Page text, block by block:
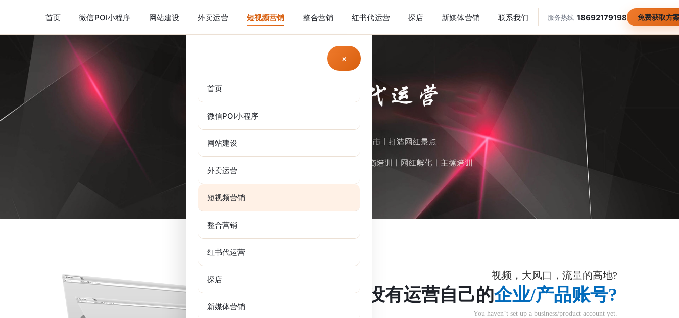
首页 微信POI小程序 网站建设 外卖运营 短视频营销 整合营销 红书代运营 探店 新媒体营销 联系我们 服务热线 18692179198 免费获取方
×
首页
微信POI小程序
网站建设
外卖运营
短视频营销
整合营销
红书代运营
探店
新媒体营销
视频，大风口，流量的高地?
你还没有运营自己的企业/产品账号?
You haven’t set up a business/product account yet.